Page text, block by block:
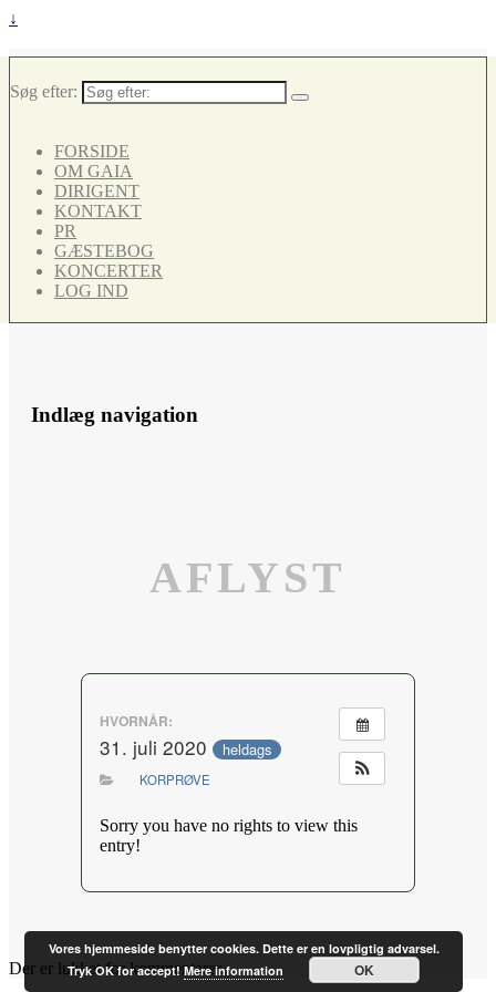
↓
Søg efter:
FORSIDE
OM GAIA
DIRIGENT
KONTAKT
PR
GÆSTEBOG
KONCERTER
LOG IND
Indlæg navigation
AFLYST
HVORNÅR:
31. juli 2020 heldags
KORPRØVE
Sorry you have no rights to view this
entry!
Der er lukket for kommentarer.
Vores hjemmeside benytter cookies. Dette er en lovpligtig advarsel.
Tryk OK for accept!Mere information OK